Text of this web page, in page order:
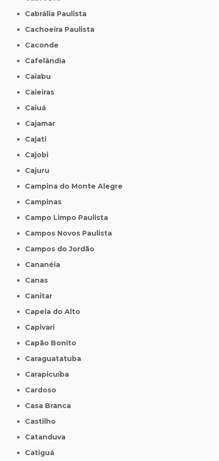
Cabrália Paulista
Cachoeira Paulista
Caconde
Cafelândia
Caiabu
Caieiras
Caiuá
Cajamar
Cajati
Cajobi
Cajuru
Campina do Monte Alegre
Campinas
Campo Limpo Paulista
Campos Novos Paulista
Campos do Jordão
Cananéia
Canas
Canitar
Capela do Alto
Capivari
Capão Bonito
Caraguatatuba
Carapicuíba
Cardoso
Casa Branca
Castilho
Catanduva
Catiguá